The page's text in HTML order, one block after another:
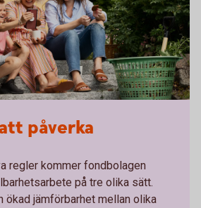
påverka
regler kommer fondbolagen
på tre olika sätt.
ökad jämförbarhet mellan olika